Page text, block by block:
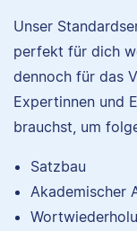
Unser
perfekt für dich
dennoch für das
Expertinnen und
brauchst, um
Satzbau
Akademischer
Nina
und
studiert,